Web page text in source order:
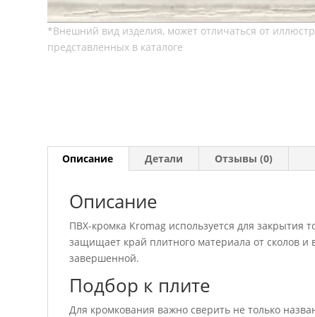
Описание Детали Отзывы (0)
Описание
ПВХ-кромка Kromag используется для
защищает край плитного материала от сколов и
завершенной.
Подбор к плите
Для кромкования важно сверить не только